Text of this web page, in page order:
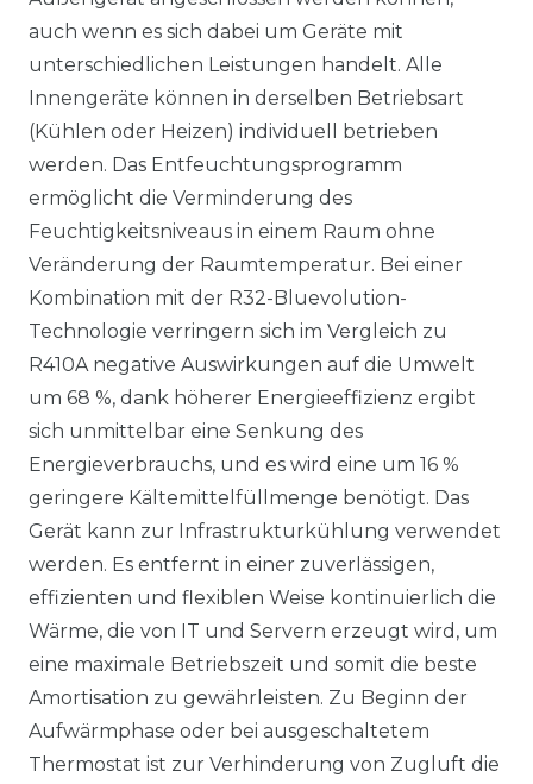
auch wenn es sich dabei um Geräte mit
unterschiedlichen Leistungen handelt. Alle
Innengeräte können in derselben Betriebsart
(Kühlen oder Heizen) individuell betrieben
werden. Das Entfeuchtungsprogramm
ermöglicht die Verminderung des
Feuchtigkeitsniveaus in einem Raum ohne
Veränderung der Raumtemperatur. Bei einer
Kombination mit der R32-Bluevolution-
Technologie verringern sich im Vergleich zu
R410A negative Auswirkungen auf die Umwelt
um 68 %, dank höherer Energieeffizienz ergibt
sich unmittelbar eine Senkung des
Energieverbrauchs, und es wird eine um 16 %
geringere Kältemittelfüllmenge benötigt. Das
Gerät kann zur Infrastrukturkühlung verwendet
werden. Es entfernt in einer zuverlässigen,
effizienten und flexiblen Weise kontinuierlich die
Wärme, die von IT und Servern erzeugt wird, um
eine maximale Betriebszeit und somit die beste
Amortisation zu gewährleisten. Zu Beginn der
Aufwärmphase oder bei ausgeschaltetem
Thermostat ist zur Verhinderung von Zugluft die